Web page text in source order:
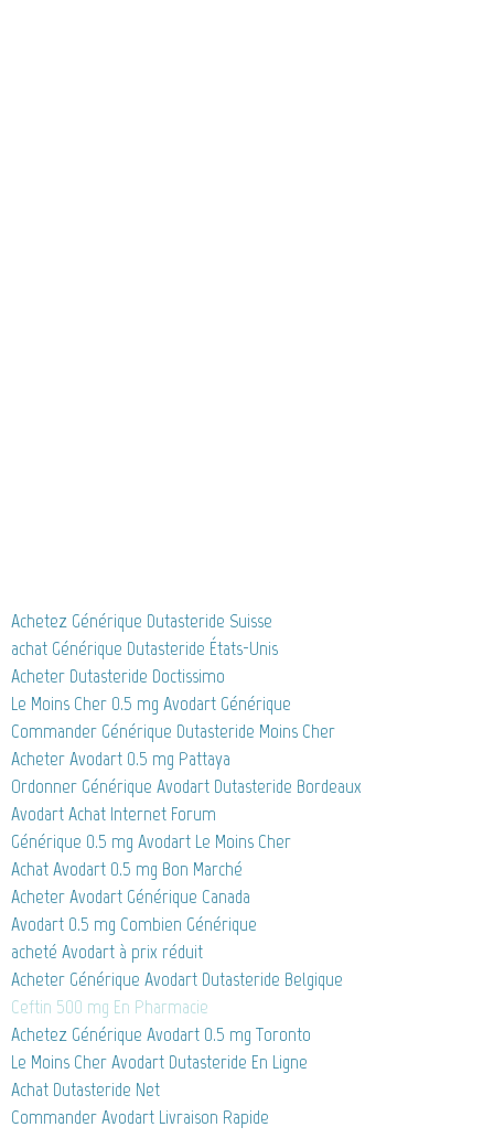
Achetez Générique Dutasteride Suisse
achat Générique Dutasteride États-Unis
Acheter Dutasteride Doctissimo
Le Moins Cher 0.5 mg Avodart Générique
Commander Générique Dutasteride Moins Cher
Acheter Avodart 0.5 mg Pattaya
Ordonner Générique Avodart Dutasteride Bordeaux
Avodart Achat Internet Forum
Générique 0.5 mg Avodart Le Moins Cher
Achat Avodart 0.5 mg Bon Marché
Acheter Avodart Générique Canada
Avodart 0.5 mg Combien Générique
acheté Avodart à prix réduit
Acheter Générique Avodart Dutasteride Belgique
Ceftin 500 mg En Pharmacie
Achetez Générique Avodart 0.5 mg Toronto
Le Moins Cher Avodart Dutasteride En Ligne
Achat Dutasteride Net
Commander Avodart Livraison Rapide